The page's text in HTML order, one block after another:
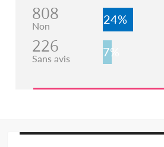
808
Non 24%
226
Sans avis 7%